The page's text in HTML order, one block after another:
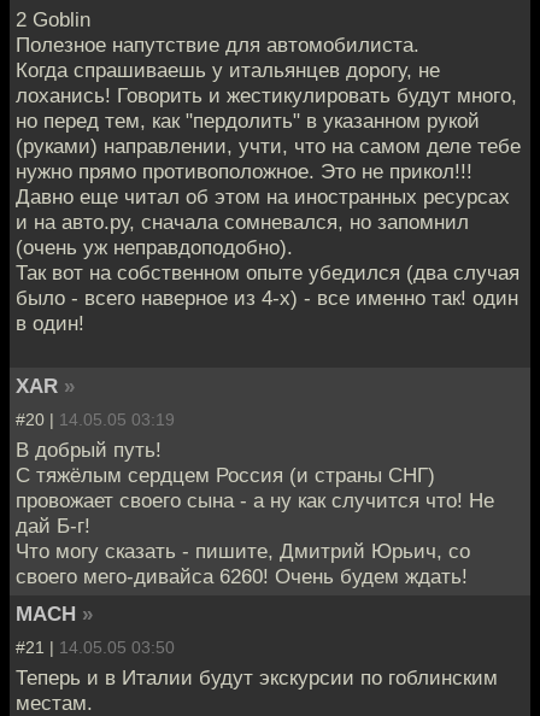
2 Goblin
Полезное напутствие для автомобилиста.
Когда спрашиваешь у итальянцев дорогу, не
лоханись! Говорить и жестикулировать будут много,
но перед тем, как "пердолить" в указанном рукой
(руками) направлении, учти, что на самом деле тебе
нужно прямо противоположное. Это не прикол!!!
Давно еще читал об этом на иностранных ресурсах
и на авто.ру, сначала сомневался, но запомнил
(очень уж неправдоподобно).
Так вот на собственном опыте убедился (два случая
было - всего наверное из 4-х) - все именно так! один
в один!
XAR »
#20 | 14.05.05 03:19
В добрый путь!
С тяжёлым сердцем Россия (и страны СНГ)
провожает своего сына - а ну как случится что! Не
дай Б-г!
Что могу сказать - пишите, Дмитрий Юрьич, со
своего мего-дивайса 6260! Очень будем ждать!
MACH »
#21 | 14.05.05 03:50
Теперь и в Италии будут экскурсии по гоблинским
местам.